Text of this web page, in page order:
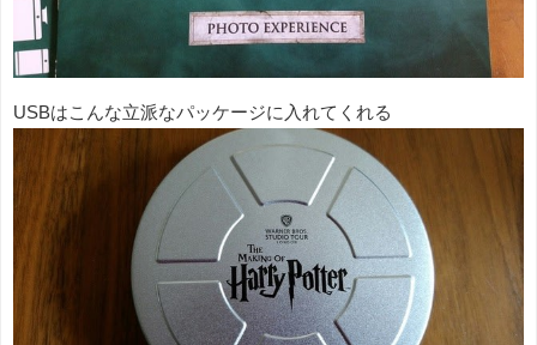
USBはこんな立派なパッケージに入れてくれる